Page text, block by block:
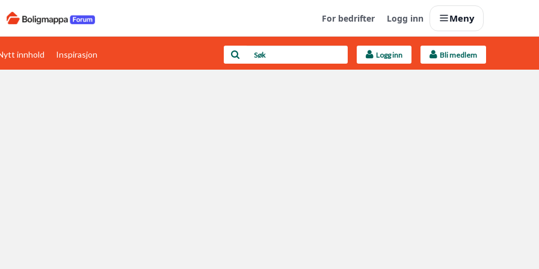
For bedrifter Logg inn Meny
Boligens papirer Last opp selv
innhold Inspirasjon Logg inn Bli medlem